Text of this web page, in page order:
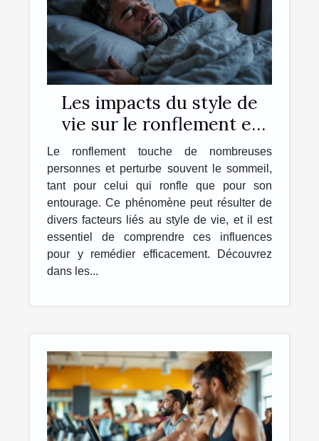
Les impacts du style de
vie sur le ronflement et
comment y remédier
Le ronflement touche de nombreuses
personnes et perturbe souvent le sommeil,
tant pour celui qui ronfle que pour son
entourage. Ce phénomène peut résulter de
divers facteurs liés au style de vie, et il est
essentiel de comprendre ces influences
pour y remédier efficacement. Découvrez
dans les...